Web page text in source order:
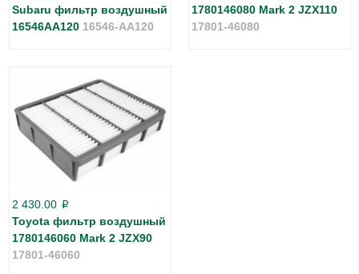
Subaru фильтр воздушный
16546AA120 16546-AA120
1780146080 Mark 2 JZX110
17801-46080
2 430.00 p
Toyota фильтр воздушный
1780146060 Mark 2 JZX90
17801-46060